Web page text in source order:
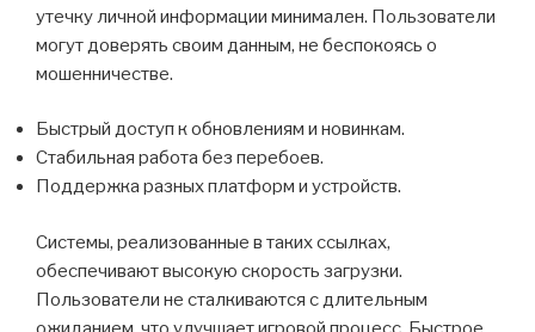
утечку личной информации минимален. Пользователи
могут доверять своим данным, не беспокоясь о
мошенничестве.
Быстрый доступ к обновлениям и новинкам.
Стабильная работа без перебоев.
Поддержка разных платформ и устройств.
Системы, реализованные в таких ссылках,
обеспечивают высокую скорость загрузки.
Пользователи не сталкиваются с длительным